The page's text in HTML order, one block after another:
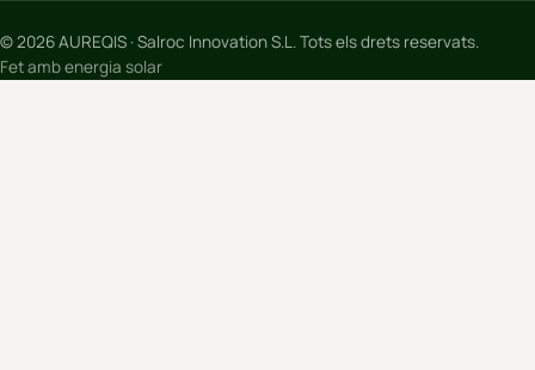
© 2026 AUREQIS · Salroc Innovation S.L. Tots els drets reservats.
Fet amb energia solar